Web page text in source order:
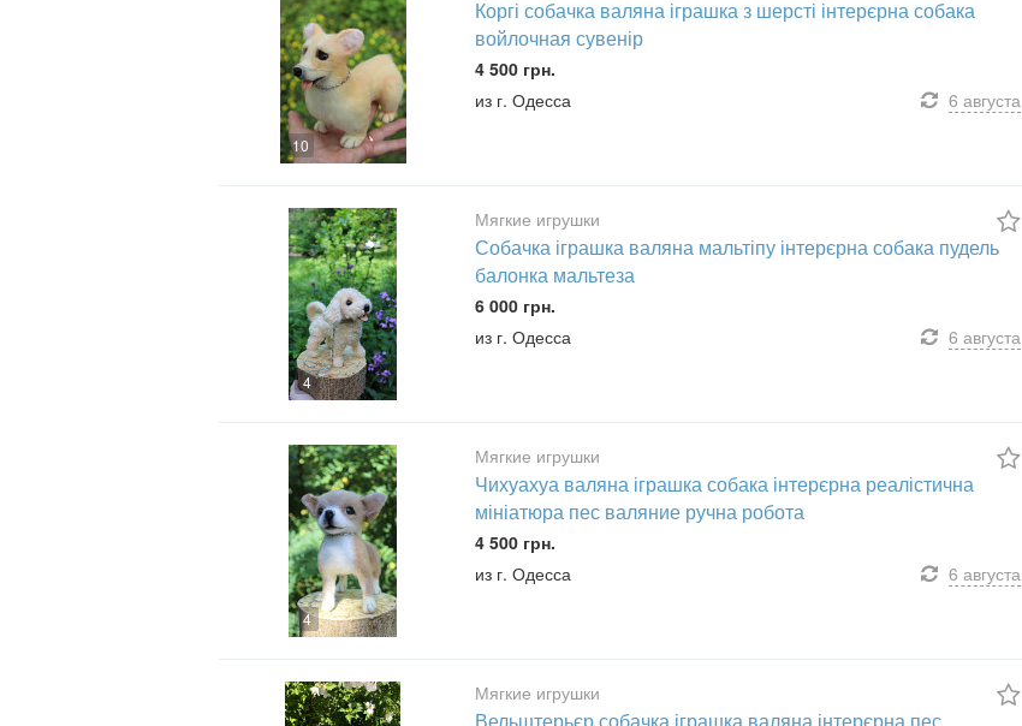
10
Коргі собачка валяна іграшка з шерсті інтерєрна собака
войлочная сувенір
4 500 грн.
из г. Одесса
6 августа
4
Мягкие игрушки
Собачка іграшка валяна мальтіпу інтерєрна собака пудель
балонка мальтеза
6 000 грн.
из г. Одесса
6 августа
4
Мягкие игрушки
Чихуахуа валяна іграшка собака інтерєрна реалістична
мініатюра пес валяние ручна робота
4 500 грн.
из г. Одесса
6 августа
Мягкие игрушки